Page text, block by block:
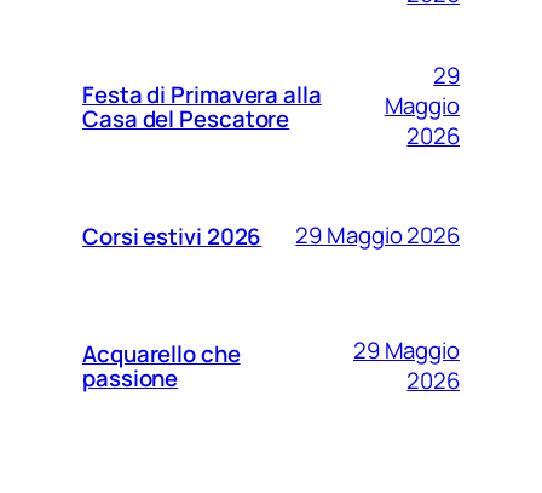
Festa di Primavera alla
Casa del Pescatore
29
Maggio
2026
Corsi estivi 2026 29 Maggio 2026
Acquarello che
passione
29 Maggio
2026